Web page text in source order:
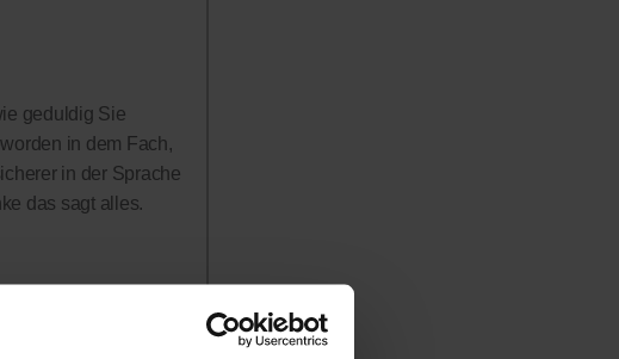
geduldig Sie
in dem Fach,
in der Sprache
das sagt alles.